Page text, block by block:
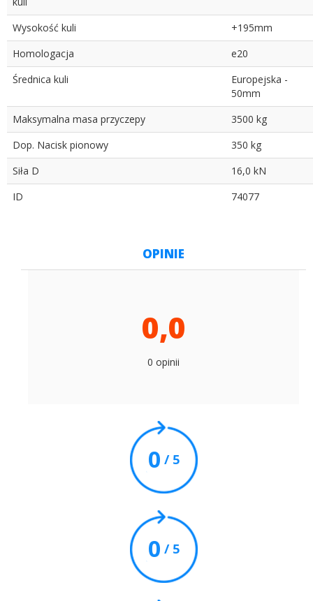
Wysokość kuli
+195mm
Homologacja
e20
Średnica kuli
Europejska -
50mm
Maksymalna masa przyczepy
3500 kg
Dop. Nacisk pionowy
350 kg
Siła D
16,0 kN
ID
74077
OPINIE
0,0
0 opinii
0 / 5
0 / 5